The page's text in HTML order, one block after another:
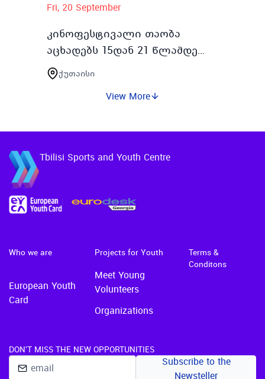
Fri, 20 September
კინოფესტივალი თაობა
აცხადებს 15დან 21 წლამდე
ასაკის მონაწილეების ჟიურის
წევრები
რეგისტრაციასთაობას
20დან 26 სექტემბრის ჩათ…
ქუთაისი
View More
Tbilisi Sports and Youth Centre
Who we are
European Youth
Card
Projects for Youth
Meet Young
Volunteers
Organizations
Terms &
Conditons
DON'T MISS THE NEW OPPORTUNITIES
Subscribe to the
Newsteller